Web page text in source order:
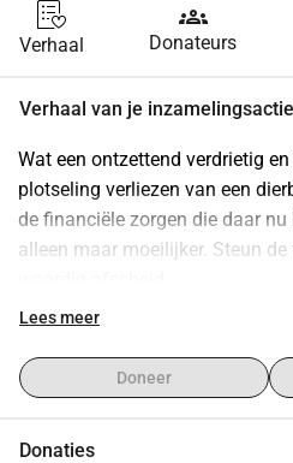
Verhaal
groups
Donateurs
Verhaal van je inzamelingsactie
Wat een ontzettend verdrietig
plotseling verliezen van een
de financiële zorgen die daar
alleen maar moeilijker. Steun
Met diep verdriet en grote
overleden. Het verlies is enorm
de familie en vriendenkring is
Lees meer
Doneer
Donaties